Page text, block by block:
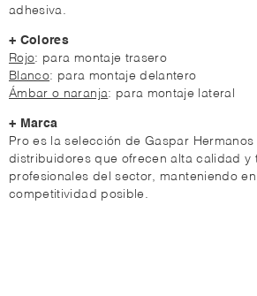
adhesiva.
+ Colores
Rojo: para montaje trasero
Blanco: para montaje delantero
Ámbar o naranja: para montaje lateral
+ Marca
Pro es la selección de Gaspar
distribuidores que ofrecen alta calidad y
profesionales del sector, manteniendo
competitividad posible.